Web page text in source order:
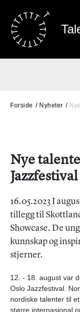
Forside Nyheter
Nye
Jazzfestival
16.05.2023 I
tillegg til
Showcase. De
kunnskap og
stjerner.
12. - 18. august var
Oslo Jazzfestival.
nordiske talenter til
større internasjonal